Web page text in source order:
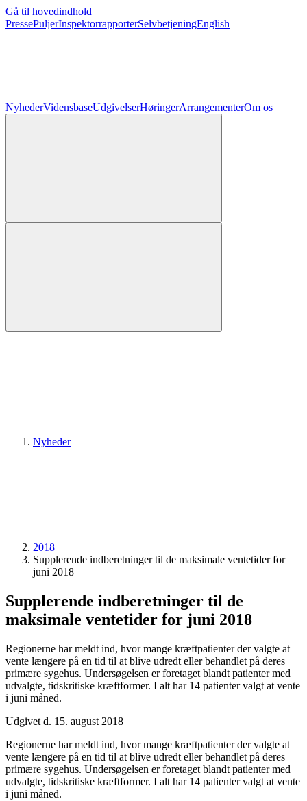
Gå til hovedindhold
PressePuljerInspektorrapporterSelvbetjeningEnglish
NyhederVidensbaseUdgivelserHøringerArrangementerOm os
Nyheder
2018
Supplerende indberetninger til de maksimale ventetider for
juni 2018
Supplerende indberetninger til de
maksimale ventetider for juni 2018
Regionerne har meldt ind, hvor mange kræftpatienter der valgte at
vente længere på en tid til at blive udredt eller behandlet på deres
primære sygehus. Undersøgelsen er foretaget blandt patienter med
udvalgte, tidskritiske kræftformer. I alt har 14 patienter valgt at vente
i juni måned.
Udgivet d. 15. august 2018
Regionerne har meldt ind, hvor mange kræftpatienter der valgte at
vente længere på en tid til at blive udredt eller behandlet på deres
primære sygehus. Undersøgelsen er foretaget blandt patienter med
udvalgte, tidskritiske kræftformer. I alt har 14 patienter valgt at vente
i juni måned.